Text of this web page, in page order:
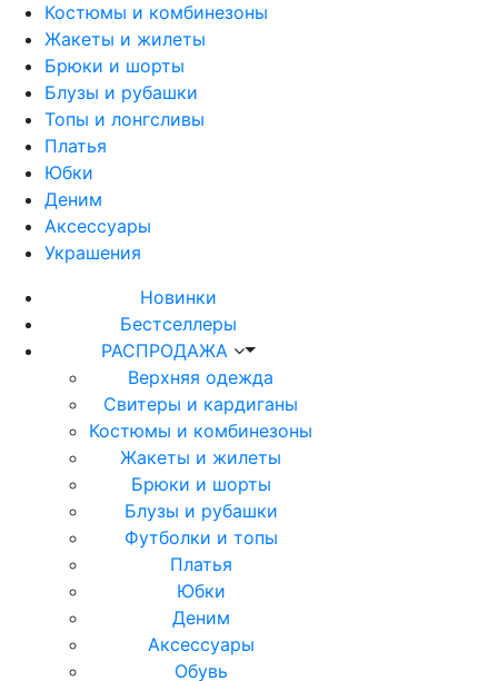
Костюмы и комбинезоны
Жакеты и жилеты
Брюки и шорты
Блузы и рубашки
Топы и лонгсливы
Платья
Юбки
Деним
Аксессуары
Украшения
Новинки
Бестселлеры
РАСПРОДАЖА
Верхняя одежда
Свитеры и кардиганы
Костюмы и комбинезоны
Жакеты и жилеты
Брюки и шорты
Блузы и рубашки
Футболки и топы
Платья
Юбки
Деним
Аксессуары
Обувь